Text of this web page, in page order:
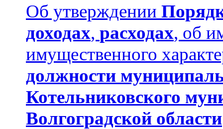
Об утверждении
доходах, расходах, об
имущественного
должности
Котельниковского
Волгоградской области